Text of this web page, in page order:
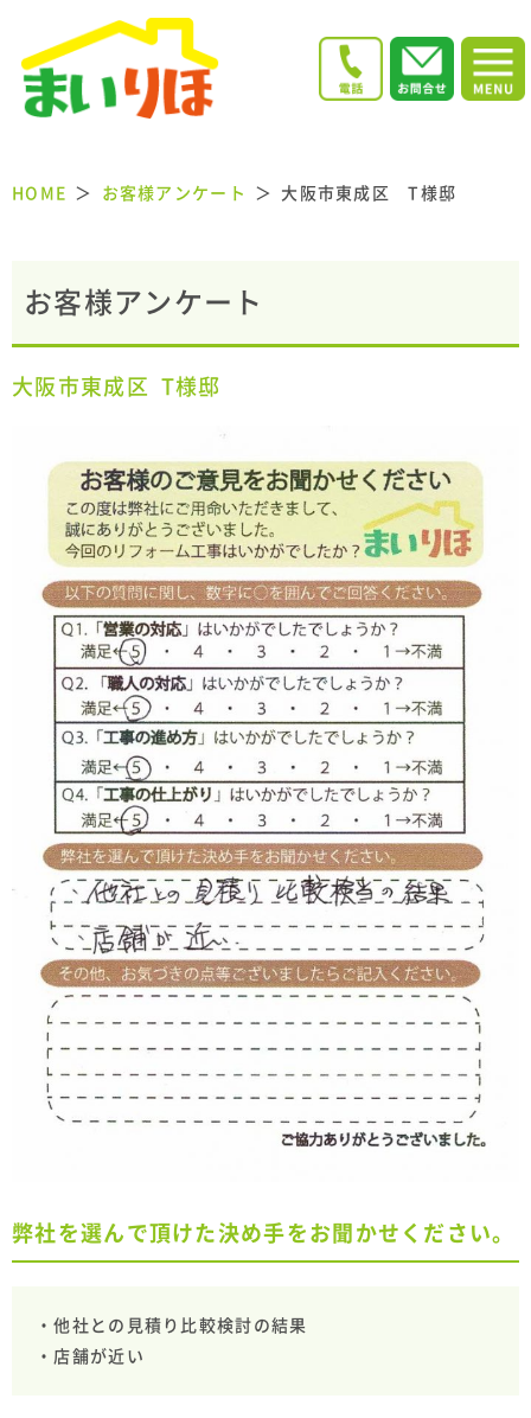
HOME お客様アンケート 大阪市東成区 T様邸
お客様アンケート
大阪市東成区 T様邸
弊社を選んで頂けた決め手をお聞かせください。
・他社との見積り比較検討の結果
・店舗が近い